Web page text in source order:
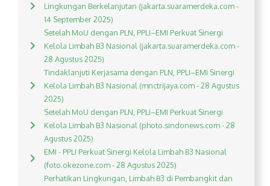
Lingkungan Berkelanjutan (jakarta.suaramerdeka.com -
14 September 2025)
Setelah MoU dengan PLN, PPLI–EMI Perkuat Sinergi
Kelola Limbah B3 Nasional (jakarta.suaramerdeka.com -
28 Agustus 2025)
Tindaklanjuti Kerjasama dengan PLN, PPLI–EMI Sinergi
Kelola Limbah B3 Nasional (mnctrijaya.com - 28 Agustus
2025)
Setelah MoU dengan PLN, PPLI–EMI Perkuat Sinergi
Kelola Limbah B3 Nasional (photo.sindonews.com - 28
Agustus 2025)
EMI - PPLI Perkuat Sinergi Kelola Limbah B3 Nasional
(foto.okezone.com - 28 Agustus 2025)
Perhatikan Lingkungan, Limbah B3 di Pembangkit dan